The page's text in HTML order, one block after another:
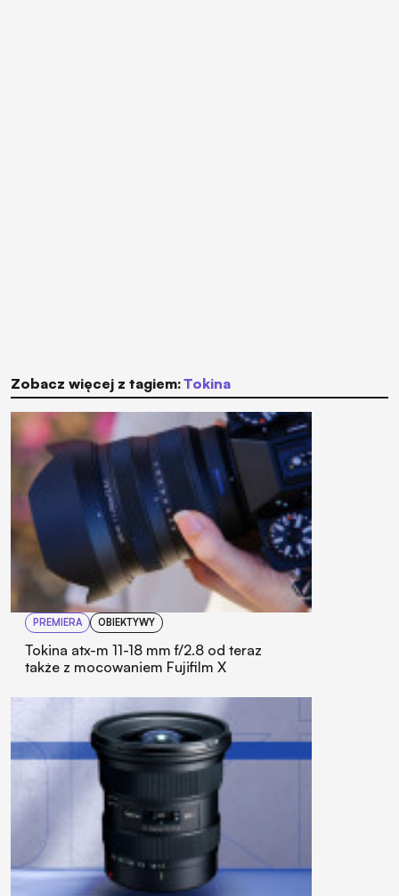
Zobacz więcej z tagiem: Tokina
PREMIERA OBIEKTYWY
Tokina atx-m 11-18 mm f/2.8 od teraz
także z mocowaniem Fujifilm X